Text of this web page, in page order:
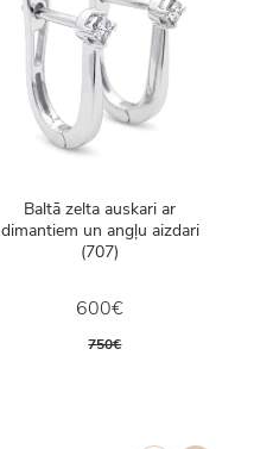
Baltā zelta auskari ar
dimantiem un angļu aizdari
(707)
600€
750€